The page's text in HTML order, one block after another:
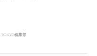
編集部